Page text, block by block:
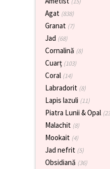
Agat (838)
Granat (7)
Jad (68)
Cornalină (8)
Cuarț (103)
Coral (14)
Labradorit (8)
Lapis lazuli (11)
Piatra Lunii & Opal
Malachit (8)
Mookait (4)
Jad nefrit (5)
Obsidiană (36)